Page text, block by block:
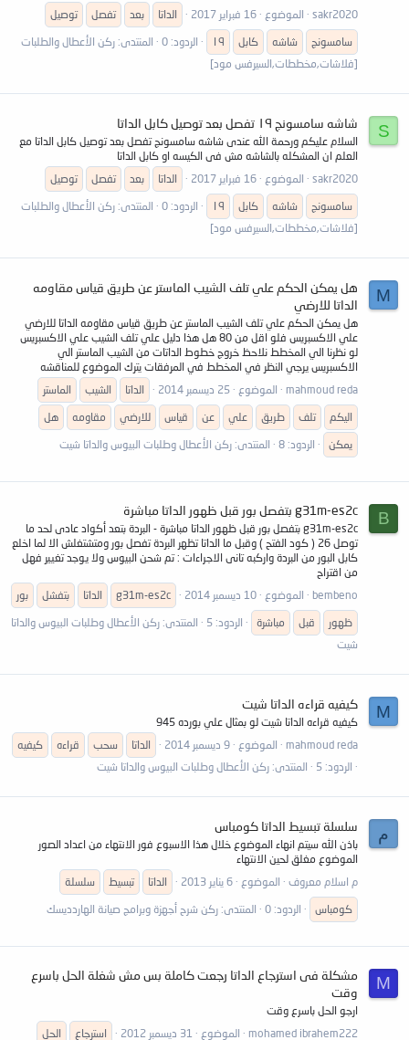
sakr2020
الموضوع 16 فبراير 2017 الداتا بعد تفصل
توصيل
سامسونج
شاشه كابل ١٩ الردود: 0 المنتدى: ركن الأعطال والطلبات
[فلاشات,مخططات,السيرفس مود]
S شاشه سامسونج ١٩ تفصل بعد توصيل كابل الداتا
السلام عليكم ورحمة الله عندى شاشه سامسونج تفصل بعد توصيل كابل الداتا مع
العلم ان المشكله بالشاشه مش فى الكيسه او كابل الداتا
sakr2020
الموضوع 16 فبراير 2017 الداتا بعد تفصل
توصيل
سامسونج
شاشه كابل ١٩ الردود: 0 المنتدى: ركن الأعطال والطلبات
[فلاشات,مخططات,السيرفس مود]
M
هل يمكن الحكم علي تلف الشيب الماستر عن طريق قياس مقاومه
الداتا للارضي
هل يمكن الحكم علي تلف الشيب الماستر عن طريق قياس مقاومه الداتا للارضي
علي الاكسبريس فلو اقل من 80 هل هذا دليل علي تلف الشيب علي الاكسبريس
لو نظرنا الي المخطط نلاحظ خروج خطوط الداتات من الشيب الماستر الي
الاكسبريس يرجي النظر في المخطط في المرفقات يترك الموضوع للمناقشه
mahmoud reda
الموضوع 25 ديسمبر 2014 الداتا الشيب
الماستر
اليكم
تلف طريق علي عن قياس للارضي مقاومه
هل
يمكن
الردود: 8 المنتدى: ركن الأعطال وطلبات البيوس والداتا شيت
B g31m-es2c بتفصل بور قبل ظهور الداتا مباشرة
g31m-es2c بتفصل بور قبل ظهور الداتا مباشرة - البردة بتعد أكواد عادى لحد ما
توصل 26 ( كود الفتح ) وقبل ما الداتا تظهر البردة تفصل بور ومتشتغلش الا لما اخلع
كابل البور من البردة واركبه تانى الاجراءات : تم شحن البيوس ولا يوجد تغيير فهل
من اقتراح
bembeno
الموضوع 10 ديسمبر 2014 g31m-es2c الداتا بتفشل
بور
ظهور
قبل مباشرة الردود: 5 المنتدى: ركن الأعطال وطلبات البيوس والداتا
شيت
M كيفيه قراءه الداتا شيت
كيفيه قراءه الداتا شيت لو بمثال علي بورده 945
mahmoud reda
الموضوع 9 ديسمبر 2014 الداتا سحب قراءه
كيفيه
الردود: 5
المنتدى: ركن الأعطال وطلبات البيوس والداتا شيت
م سلسلة تبسيط الداتا كومباس
باذن الله سيتم انهاء الموضوع خلال هذا الاسبوع فور الانتهاء من اعداد الصور
الموضوع مغلق لحين الانتهاء
م اسلام معروف
الموضوع 6 يناير 2013 الداتا تبسيط
سلسلة
كومباس
الردود: 0 المنتدى: ركن شرح أجهزة وبرامج صيانة الهاردديسك
M
مشكلة فى استرجاع الداتا رجعت كاملة بس مش شغلة الحل باسرع
وقت
ارجو الحل باسرع وقت
mohamed ibrahem222
الموضوع 31 ديسمبر 2012 استرجاع الحل